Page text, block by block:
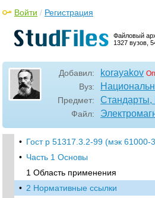
Файловый
1327 вузов,
Войти / Регистрация
Добавил: korayakov
Вуз:
Предмет:
Файл:
• Гост р 51317.3.2-99 (мэк 61000-
• Часть 1 Основы
1 Область применения
• 2 Нормативные ссылки